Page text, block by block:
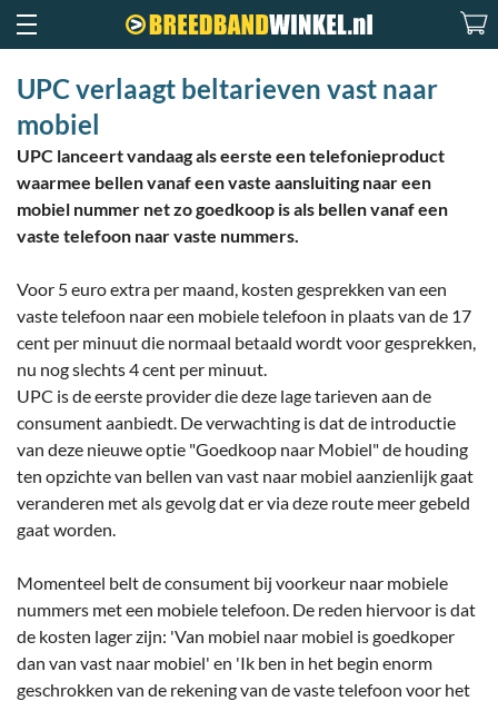
UPC verlaagt beltarieven vast naar
mobiel
UPC lanceert vandaag als eerste een telefonieproduct
waarmee bellen vanaf een vaste aansluiting naar een
mobiel nummer net zo goedkoop is als bellen vanaf een
vaste telefoon naar vaste nummers.
Voor 5 euro extra per maand, kosten gesprekken van een
vaste telefoon naar een mobiele telefoon in plaats van de 17
cent per minuut die normaal betaald wordt voor gesprekken,
nu nog slechts 4 cent per minuut.
UPC is de eerste provider die deze lage tarieven aan de
consument aanbiedt. De verwachting is dat de introductie
van deze nieuwe optie "Goedkoop naar Mobiel" de houding
ten opzichte van bellen van vast naar mobiel aanzienlijk gaat
veranderen met als gevolg dat er via deze route meer gebeld
gaat worden.
Momenteel belt de consument bij voorkeur naar mobiele
nummers met een mobiele telefoon. De reden hiervoor is dat
de kosten lager zijn: 'Van mobiel naar mobiel is goedkoper
dan van vast naar mobiel' en 'Ik ben in het begin enorm
geschrokken van de rekening van de vaste telefoon voor het